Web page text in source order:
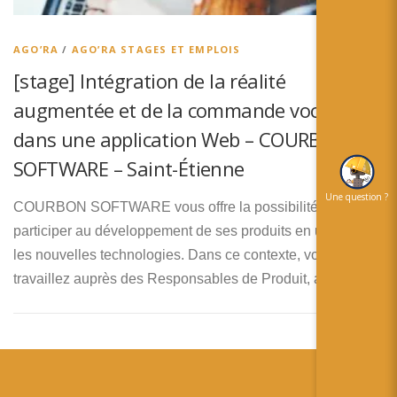
Español
AGO’RA / AGO’RA STAGES ET EMPLOIS
[stage] Intégration de la réalité
augmentée et de la commande vocale
dans une application Web – COURBON
SOFTWARE – Saint-Étienne
COURBON SOFTWARE vous offre la possibilité de
participer au développement de ses produits en utilisant
les nouvelles technologies. Dans ce contexte, vous
travaillez auprès des Responsables de Produit, au sein …
Une question ?